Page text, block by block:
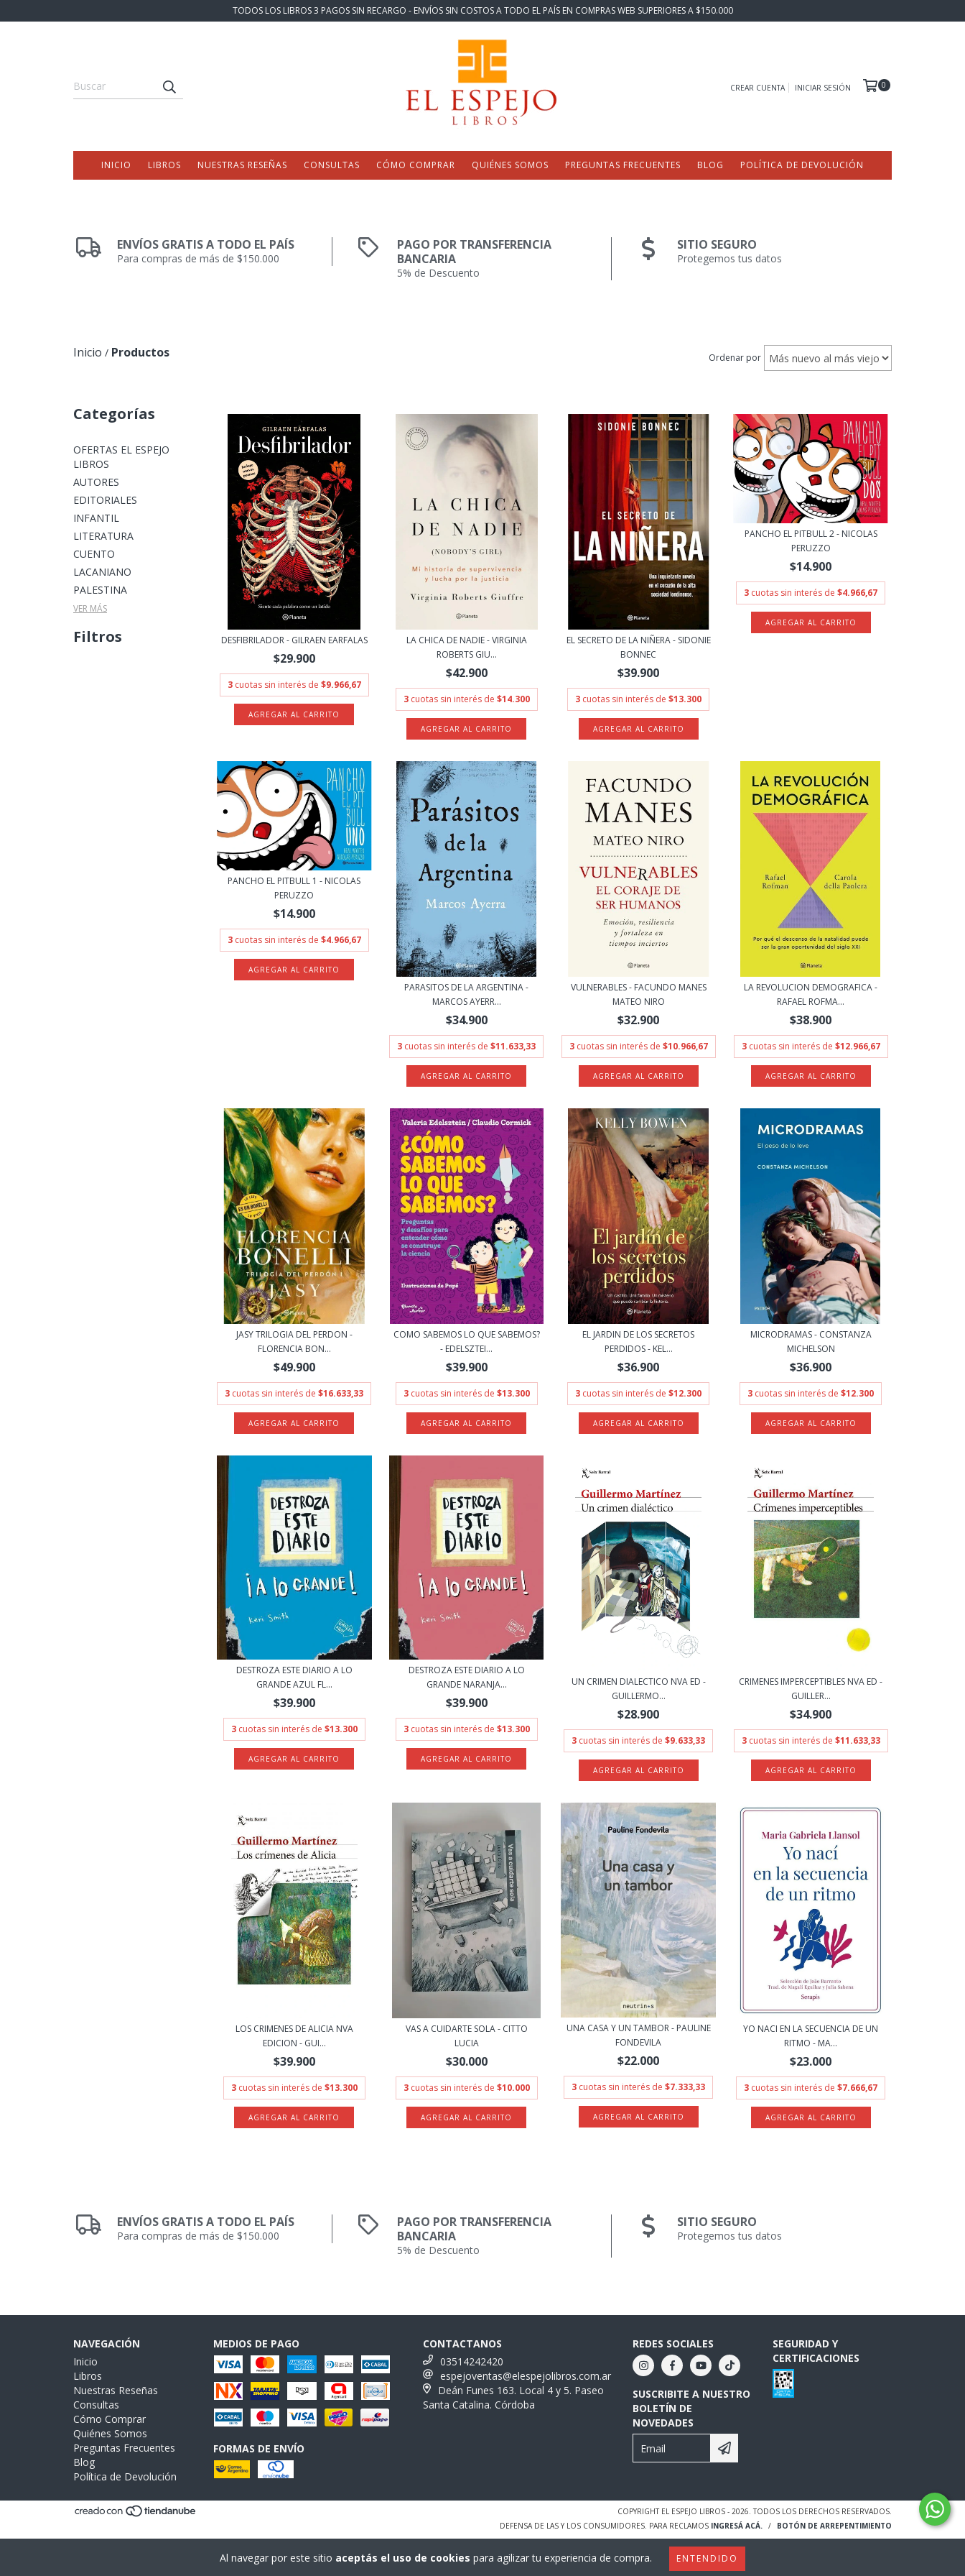
Al navegar por este sitio aceptás el uso de cookies para agilizar tu experiencia de compra. ENTENDIDO
TODOS LOS LIBROS 3 PAGOS SIN RECARGO - ENVÍOS SIN COSTOS A TODO EL PAÍS EN COMPRAS WEB SUPERIORES A $150.000
CREAR CUENTA INICIAR SESIÓN 0
INICIO LIBROS NUESTRAS RESEÑAS CONSULTAS CÓMO COMPRAR QUIÉNES SOMOS PREGUNTAS FRECUENTES BLOG POLÍTICA DE DEVOLUCIÓN
ENVÍOS GRATIS A TODO EL PAÍS
Para compras de más de $150.000
PAGO POR TRANSFERENCIA
BANCARIA
5% de Descuento
SITIO SEGURO
Protegemos tus datos
Inicio / Productos Ordenar por
Categorías
OFERTAS EL ESPEJO
LIBROS
AUTORES
EDITORIALES
INFANTIL
LITERATURA
CUENTO
LACANIANO
PALESTINA
VER MÁS
Filtros DESFIBRILADOR - GILRAEN EARFALAS
$29.900
3 cuotas sin interés de $9.966,67
LA CHICA DE NADIE - VIRGINIA
ROBERTS GIU...
$42.900
3 cuotas sin interés de $14.300
EL SECRETO DE LA NIÑERA - SIDONIE
BONNEC
$39.900
3 cuotas sin interés de$13.300
PANCHO EL PITBULL 2 - NICOLAS
PERUZZO
$14.900
3 cuotas sin interés de$4.966,67
PANCHO EL PITBULL 1 - NICOLAS
PERUZZO
$14.900
3 cuotas sin interés de $4.966,67
PARASITOS DE LA ARGENTINA -
MARCOS AYERR...
$34.900
3 cuotas sin interés de$11.633,33
VULNERABLES - FACUNDO MANES
MATEO NIRO
$32.900
3 cuotas sin interés de $10.966,67
LA REVOLUCION DEMOGRAFICA -
RAFAEL ROFMA...
$38.900
3 cuotas sin interés de $12.966,67
JASY TRILOGIA DEL PERDON -
FLORENCIA BON...
$49.900
3 cuotas sin interés de$16.633,33
COMO SABEMOS LO QUE SABEMOS?
- EDELSZTEI...
$39.900
3 cuotas sin interés de $13.300
EL JARDIN DE LOS SECRETOS
PERDIDOS - KEL...
$36.900
3 cuotas sin interés de$12.300
MICRODRAMAS - CONSTANZA
MICHELSON
$36.900
3 cuotas sin interés de$12.300
DESTROZA ESTE DIARIO A LO
GRANDE AZUL FL...
$39.900
3 cuotas sin interés de $13.300
DESTROZA ESTE DIARIO A LO
GRANDE NARANJA...
$39.900
3 cuotas sin interés de $13.300
UN CRIMEN DIALECTICO NVA ED -
GUILLERMO...
$28.900
3 cuotas sin interés de$9.633,33
CRIMENES IMPERCEPTIBLES NVA ED -
GUILLER...
$34.900
3 cuotas sin interés de $11.633,33
LOS CRIMENES DE ALICIA NVA
EDICION - GUI...
$39.900
3 cuotas sin interés de $13.300
VAS A CUIDARTE SOLA - CITTO
LUCIA
$30.000
3 cuotas sin interés de $10.000
UNA CASA Y UN TAMBOR - PAULINE
FONDEVILA
$22.000
3 cuotas sin interés de$7.333,33
YO NACI EN LA SECUENCIA DE UN
RITMO - MA...
$23.000
3 cuotas sin interés de$7.666,67
ENVÍOS GRATIS A TODO EL PAÍS
Para compras de más de $150.000
PAGO POR TRANSFERENCIA
BANCARIA
5% de Descuento
SITIO SEGURO
Protegemos tus datos
NAVEGACIÓN
Inicio
Libros
Nuestras Reseñas
Consultas
Cómo Comprar
Quiénes Somos
Preguntas Frecuentes
Blog
Política de Devolución
MEDIOS DE PAGO
FORMAS DE ENVÍO
CONTACTANOS
03514242420
espejoventas@elespejolibros.com.ar
Deán Funes 163. Local 4 y 5. Paseo
Santa Catalina. Córdoba
REDES SOCIALES
SUSCRIBITE A NUESTRO
BOLETÍN DE
NOVEDADES
SEGURIDAD Y
CERTIFICACIONES
COPYRIGHT EL ESPEJO LIBROS - 2026. TODOS LOS DERECHOS RESERVADOS.
DEFENSA DE LAS Y LOS CONSUMIDORES. PARA RECLAMOS INGRESÁ ACÁ. / BOTÓN DE ARREPENTIMIENTO